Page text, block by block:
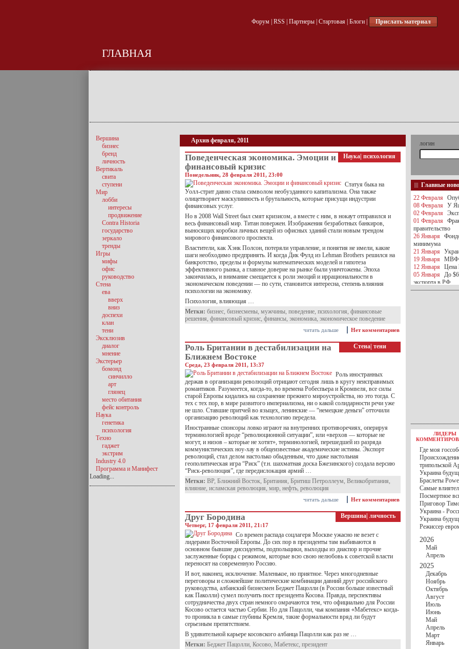
Форум| RSS Партнеры| Стартовая| Блоги| Прислать материал
ГЛАВНАЯ
Архив февраля, 2011
Наука психология
Поведенческая экономика. Эмоции и
финансовый кризис
Понедельник, 28 февраля 2011, 23:00
Статуя быка на
Уолл-стрит давно стала символом необузданного капитализма. Она также
олицетворяет маскулинность и брутальность, которые присущи индустрии
финансовых услуг.
Но в 2008 Wall Street был смят кризисом, а вместе с ним, в нокаут отправился и
весь финансовый мир. Титан повержен. Изображения безработных банкиров,
выносящих коробки личных вещей из офисных зданий стали новым трендом
мирового финансового проспекта.
Властители, как Хэнк Полсон, потеряли управление, и понятия не имели, какие
шаги необходимо предпринять. И когда Дик Фулд из Lehman Brothers решился на
банкротство, пределы и формулы математических моделей и гипотеза
эффективного рынка, а главное доверие на рынке были уничтожены. Эпоха
закончилась, и внимание смещается к роли эмоций и иррациональности в
экономическом поведении — по сути, становится интересна, степень влияния
психологии на экономику.
Психология, влияющая …
Метки: бизнес, бизнесмены, мужчины, поведение, психология, финансовые
решения, финансовый кризис, финансы, экономика, экономическое поведение
Нет комментариев
читать дальше
Стена тени
Роль Британии в дестабилизации на
Ближнем Востоке
Среда, 23 февраля 2011, 13:37
Роль иностранных
держав в организации революций отрицают сегодня лишь в кругу неисправимых
романтиков. Разумеется, когда-то, во времена Робеспьера и Кромвеля, все силы
старой Европы кидались на сохранение прежнего мироустройства, но это тогда. С
тех с тех пор, в мире развитого империализма, ни о какой солидарности речи уже
не шло. Ставшие притчей во языцех, ленинские — “немецкие деньги” отточили
организацию революций как технологию передела.
Иностранные спонсоры ловко играют на внутренних противоречиях, оперируя
терминологией вроде “революционной ситуации”, или «верхов — которые не
могут, и низов – которые не хотят», терминологией, перешедшей из разряда
коммунистических ноу-хау в общеизвестные академические истины. Экспорт
революций, стал делом настолько обыденным, что даже настольная
геополитическая игра “Риск” (т.н. шахматная доска Бжезинского) создала версию
“Риск-революция”, где передислокация армий …
Метки: BP, Ближний Восток, Британия, Бритиш Петроллеум, Великобритания,
влияние, исламская революция, мир, нефть, революция
Нет комментариев
читать дальше
Вершина личность
Друг Бородина
Четверг, 17 февраля 2011, 21:17
Со времен распада соцлагеря Москве ужасно не везет с
лидерами Восточной Европы. До сих пор в президенты там выбиваются в
основном бывшие диссиденты, подпольщики, выходцы из диаспор и прочие
заслуженные борцы с режимом, которые всю свою нелюбовь к советской власти
переносят на современную Россию.
И вот, наконец, исключение. Маленькое, но приятное. Через многодневные
переговоры и сложнейшие политические комбинации давний друг российского
руководства, албанский бизнесмен Беджет Пацолли (в России больше известный
как Паколли) сумел получить пост президента Косова. Правда, перспективы
сотрудничества двух стран немного омрачаются тем, что официально для России
Косово остается частью Сербии. Но для Пацолли, чья компания «Мабетекс» когда-
то проникла в самые глубины Кремля, такие формальности вряд ли будут
серьезным препятствием.
В удивительной карьере косовского албанца Пацолли как раз не …
Метки: Беджет Пацолли, Косово, Мабетекс, президент
Вершина
бизнес
бренд
личность
Вертикаль
свита
ступени
Мир
лобби
интересы
продвижение
Contra Historia
государство
зеркало
тренды
Игры
мифы
офис
руководство
Стена
ева
вверх
вниз
доспехи
клан
тени
Эксклюзив
диалог
мнение
Экстерьер
бомонд
синчилло
арт
глянец
место обитания
фейс контроль
Наука
генетика
психология
Техно
гаджет
экстрим
Industry 4.0
Программа и Манифест
Loading...
логин
Главные
22 Февраля
08 Февраля
У
02 Февраля
01 Февраля
правительство
26 Января
минимума
21 Января
19 Января
МВФ
12 Января
Цена
05 Января
До
экспорта в РФ
05 Января
Киев
30 Ноября С 1
30 Ноября
РФ
27 Ноября
ВВП
госбюджете
27 Ноября
Турции
17 Ноября
шестилетнего
16 Ноября
13 Ноября
10 Ноября
10 Ноября
особом статусе
03 Ноября
ЛИДЕРЫ
Где моя
трипольской
Украина
Браслеты
Самые
Посмертное
Приговор
Украина -
Украина
Режиссер
2026
Май
Апрель
2025
Декабрь
Ноябрь
Октябрь
Август
Июль
Июнь
Май
Апрель
Март
Январь